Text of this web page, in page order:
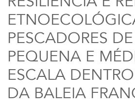
PESCADORES DE
PEQUENA E
ESCALA
DA BALEIA